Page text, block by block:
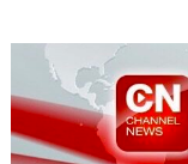
to
content